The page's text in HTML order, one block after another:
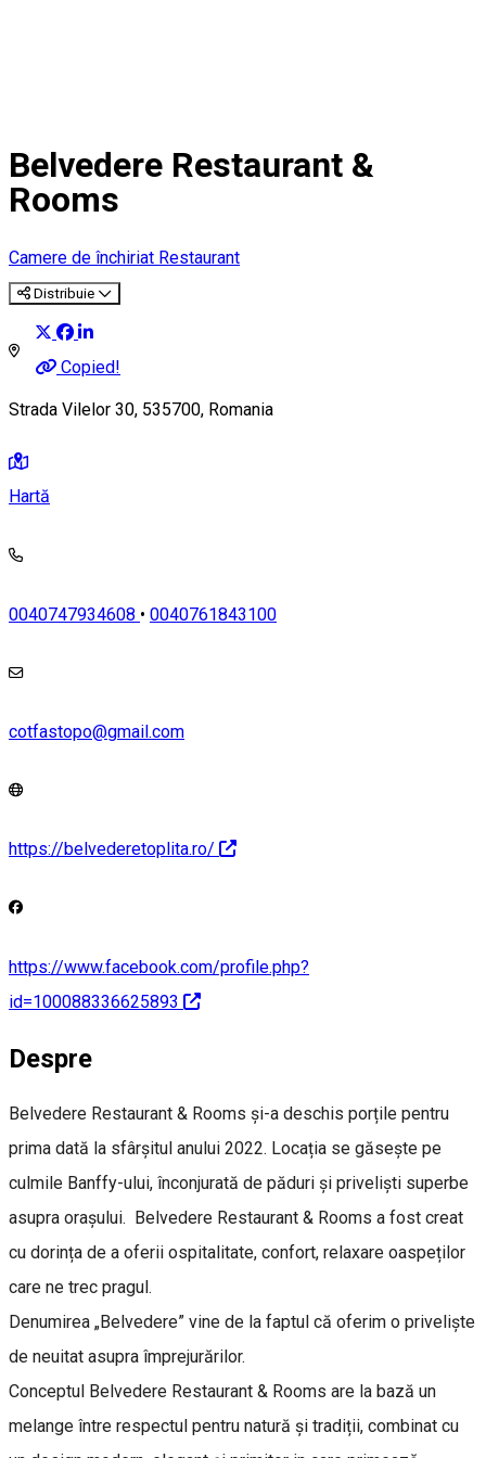
Belvedere Restaurant &
Rooms
Camere de închiriat Restaurant
Distribuie
Copied!
Strada Vilelor 30, 535700, Romania
Hartă
0040747934608 • 0040761843100
cotfastopo@gmail.com
https://belvederetoplita.ro/
https://www.facebook.com/profile.php?
id=100088336625893
Despre
Belvedere Restaurant & Rooms și-a deschis porțile pentru
prima dată la sfârșitul anului 2022. Locația se găsește pe
culmile Banffy-ului, înconjurată de păduri și priveliști superbe
asupra orașului. Belvedere Restaurant & Rooms a fost creat
cu dorința de a oferii ospitalitate, confort, relaxare oaspeților
care ne trec pragul.
Denumirea „Belvedere” vine de la faptul că oferim o priveliște
de neuitat asupra împrejurărilor.
Conceptul Belvedere Restaurant & Rooms are la bază un
melange între respectul pentru natură și tradiții, combinat cu